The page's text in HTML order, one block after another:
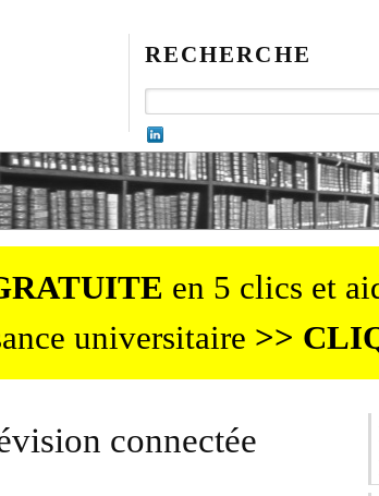
RECHERCHE
en 5 clics et
universitaire >>
connectée